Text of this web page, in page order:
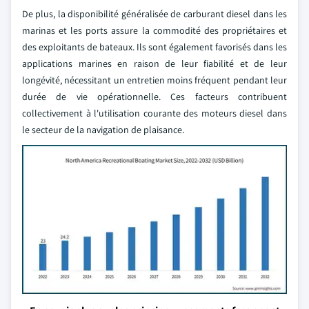
De plus, la disponibilité généralisée de carburant diesel dans les
marinas et les ports assure la commodité des propriétaires et
des exploitants de bateaux. Ils sont également favorisés dans les
applications marines en raison de leur fiabilité et de leur
longévité, nécessitant un entretien moins fréquent pendant leur
durée de vie opérationnelle. Ces facteurs contribuent
collectivement à l'utilisation courante des moteurs diesel dans
le secteur de la navigation de plaisance.